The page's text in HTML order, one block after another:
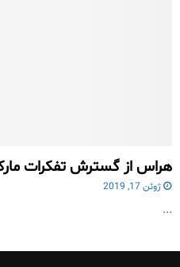
هراس از گسترش تفکرات
ژوئن 17, 2019
...